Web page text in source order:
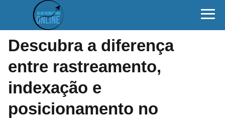
Descubra a diferença
entre rastreamento,
indexação e
posicionamento no